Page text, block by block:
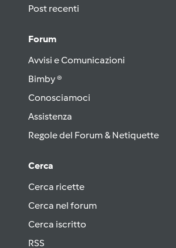
Post recenti
Forum
Avvisi e Comunicazioni
Bimby ®
Conosciamoci
Assistenza
Regole del Forum & Netiquette
Cerca
Cerca ricette
Cerca nel forum
Cerca iscritto
RSS